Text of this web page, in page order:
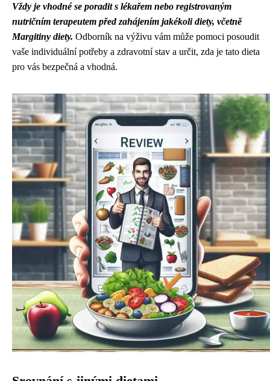
Vždy je vhodné se poradit s lékařem nebo registrovaným
nutričním terapeutem před zahájením jakékoli diety, včetně
Margitiny diety. Odborník na výživu vám může pomoci posoudit
vaše individuální potřeby a zdravotní stav a určit, zda je tato dieta
pro vás bezpečná a vhodná.